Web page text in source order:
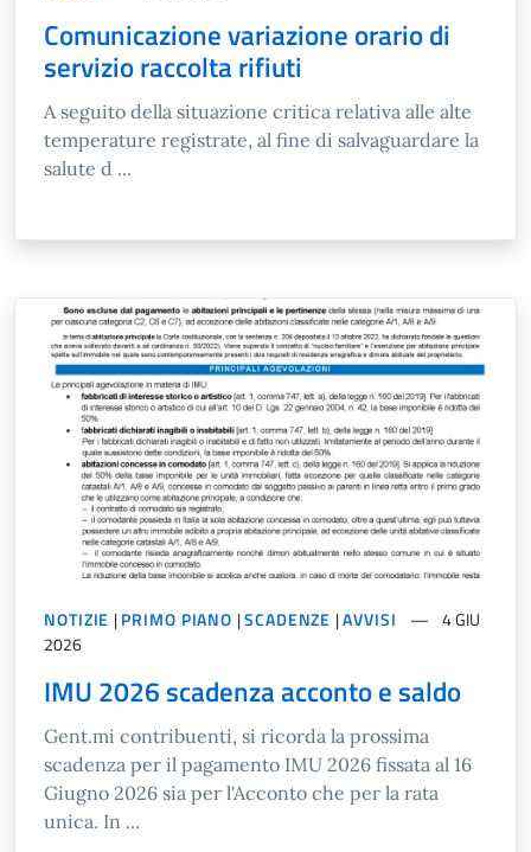
Comunicazione variazione orario di
servizio raccolta rifiuti
A seguito della situazione critica relativa alle alte
temperature registrate, al fine di salvaguardare la
salute d ...
NOTIZIE |PRIMO PIANO |SCADENZE |AVVISI
4 GIU
2026
IMU 2026 scadenza acconto e saldo
Gent.mi contribuenti, si ricorda la prossima
scadenza per il pagamento IMU 2026 fissata al 16
Giugno 2026 sia per l'Acconto che per la rata
unica. In ...